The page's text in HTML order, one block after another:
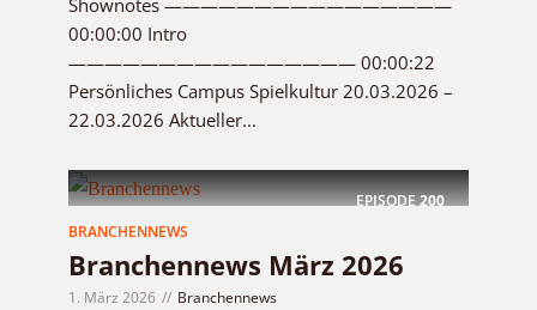
Shownotes ————————————————
00:00:00 Intro
———————————————— 00:00:22
Persönliches Campus Spielkultur 20.03.2026 –
22.03.2026 Aktueller...
EPISODE200
BRANCHENNEWS
Branchennews März 2026
1. März 2026 Branchennews